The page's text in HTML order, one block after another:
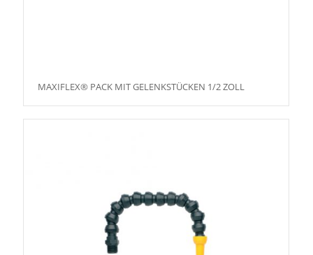
MAXIFLEX® PACK MIT GELENKSTÜCKEN 1/2 ZOLL